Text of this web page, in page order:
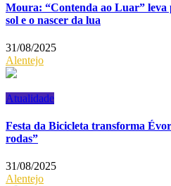
Moura: “Contenda ao Luar” leva
sol e o nascer da lua
31/08/2025
Alentejo
Atualidade
Festa da Bicicleta transforma
rodas”
31/08/2025
Alentejo